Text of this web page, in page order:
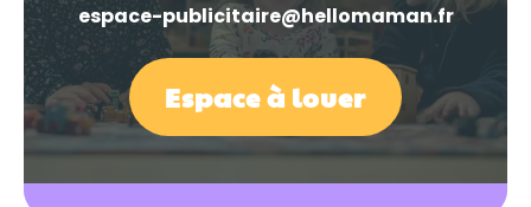
espace-publicitaire@hellomaman.fr
Espace à louer